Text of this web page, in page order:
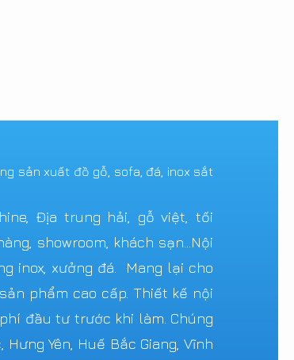
sản xuất đồ gỗ, sofa, đá, inox sắt
Địa trung hải, gỗ việt, tối
showroom, khách sạn...Nội
inox, xưởng đá. Mang lại cho
phẩm cao cấp. Thiết kế nội
đầu tư trước khi làm. Chúng
Yên, Huế Bắc Giang, Vĩnh